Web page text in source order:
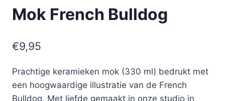
Mok French Bulldog
€9,95
Prachtige keramieken mok (330 ml) bedrukt met
een hoogwaardige illustratie van de French
Bulldog. Met liefde gemaakt in onze studio in